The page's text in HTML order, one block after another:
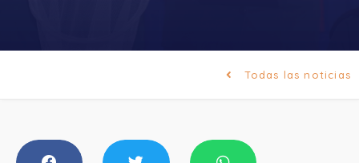
Todas las noticias